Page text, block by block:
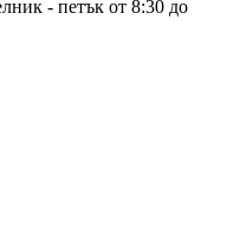
- петък от 8:30 до